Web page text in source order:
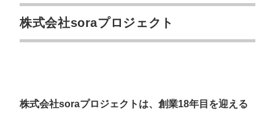
株式会社soraプロジェクト
株式会社soraプロジェクトは、創業18年目を迎える